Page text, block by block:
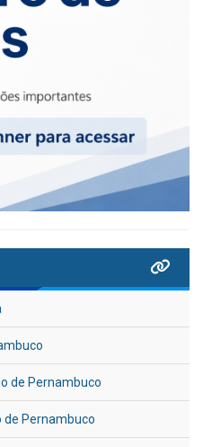
de Pernambuco
de Pernambuco